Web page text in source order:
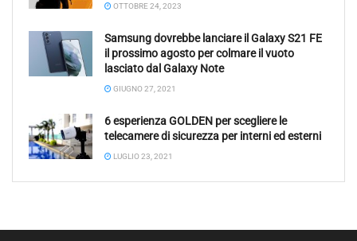
OTTOBRE 24, 2023
Samsung dovrebbe lanciare il Galaxy S21 FE
il prossimo agosto per colmare il vuoto
lasciato dal Galaxy Note
GIUGNO 27, 2021
6 esperienza GOLDEN per scegliere le
telecamere di sicurezza per interni ed esterni
LUGLIO 23, 2021